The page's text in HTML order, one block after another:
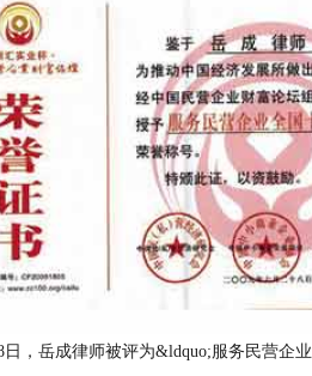
日，岳成律师被评为&ldquo;服务民营企